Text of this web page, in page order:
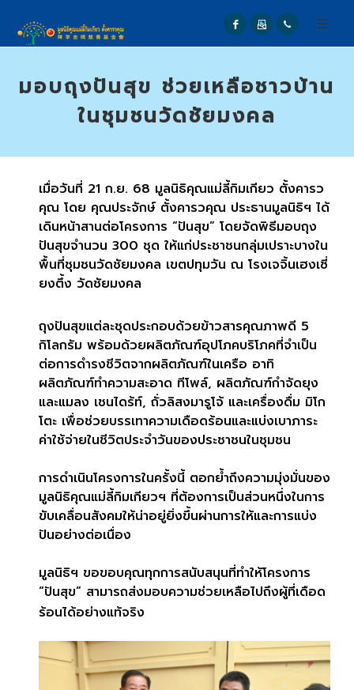
มอบถุงปันสุข ช่วยเหลือชาวบ้าน
ในชุมชนวัดชัยมงคล
เมื่อวันที่ 21 ก.ย. 68 มูลนิธิคุณแม่ลี้กิมเกียว ตั้งคารว
คุณ โดย คุณประจักษ์ ตั้งคารวคุณ ประธานมูลนิธิฯ ได้
เดินหน้าสานต่อโครงการ “ปันสุข” โดยจัดพิธีมอบถุง
ปันสุขจำนวน 300 ชุด ให้แก่ประชาชนกลุ่มเปราะบางใน
พื้นที่ชุมชนวัดชัยมงคล เขตปทุมวัน ณ โรงเจจิ้นเฮงเซี่
ยงตึ้ง วัดชัยมงคล
ถุงปันสุขแต่ละชุดประกอบด้วยข้าวสารคุณภาพดี 5
กิโลกรัม พร้อมด้วยผลิตภัณฑ์อุปโภคบริโภคที่จำเป็น
ต่อการดำรงชีวิตจากผลิตภัณฑ์ในเครือ อาทิ
ผลิตภัณฑ์ทำความสะอาด ทีโพล์, ผลิตภัณฑ์กำจัดยุง
และแมลง เชนไดร้ท์, ถั่วลิสงมารูโจ้และเครื่องดื่ม มิโก
โตะ เพื่อช่วยบรรเทาความเดือดร้อนและแบ่งเบาภาระ
ค่าใช้จ่ายในชีวิตประจำวันของประชาชนในชุมชน
การดำเนินโครงการในครั้งนี้ ตอกย้ำถึงความมุ่งมั่นของ
มูลนิธิคุณแม่ลี้กิมเกียวฯ ที่ต้องการเป็นส่วนหนึ่งในการ
ขับเคลื่อนสังคมให้น่าอยู่ยิ่งขึ้นผ่านการให้และการแบ่ง
ปันอย่างต่อเนื่อง
มูลนิธิฯ ขอขอบคุณทุกการสนับสนุนที่ทำให้โครงการ
“ปันสุข” สามารถส่งมอบความช่วยเหลือไปถึงผู้ที่เดือด
ร้อนได้อย่างแท้จริง